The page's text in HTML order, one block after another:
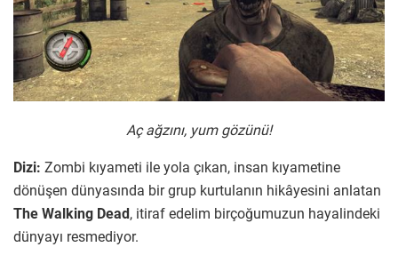
Aç ağzını, yum gözünü!
Dizi: Zombi kıyameti ile yola çıkan, insan kıyametine
dönüşen dünyasında bir grup kurtulanın hikâyesini anlatan
The Walking Dead , itiraf edelim birçoğumuzun hayalindeki
dünyayı resmediyor.